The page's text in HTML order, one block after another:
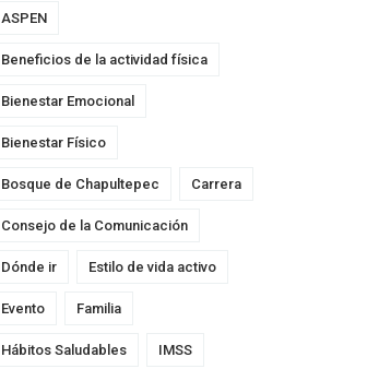
ASPEN
Beneficios de la actividad física
Bienestar Emocional
Bienestar Físico
Bosque de Chapultepec Carrera
Consejo de la Comunicación
Dónde ir Estilo de vida activo
Evento Familia
Hábitos Saludables IMSS